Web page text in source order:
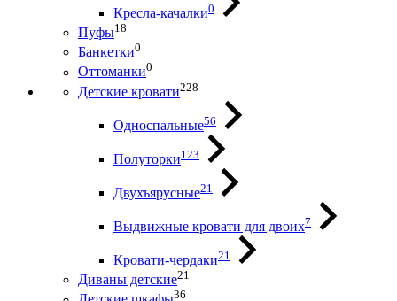
Кресла-качалки0
Пуфы18
Банкетки0
Оттоманки0
Детские кровати228
Односпальные56
Полуторки123
Двухъярусные21
Выдвижные кровати для двоих7
Кровати-чердаки21
Диваны детские21
36